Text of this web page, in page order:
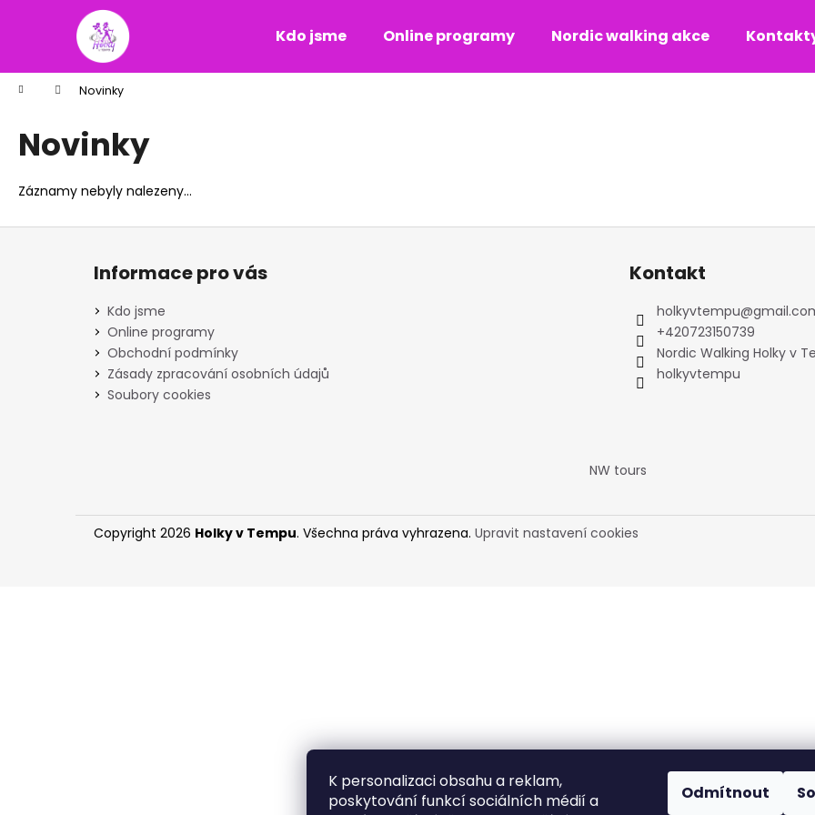
K personalizaci obsahu a reklam,
poskytování funkcí sociálních médií a
Odmítnout
Kdo jsme Online programy Nordic walking akce
Domů Novinky
Novinky
Záznamy nebyly nalezeny...
í
Zpět
do
obchodu
Zpět
do
obchodu
Z
Informace pro vás
Kdo jsme
Online programy
Obchodní podmínky
Zásady zpracování osobních údajů
Soubory cookies
Kontakt
holkyvtempu@
+420723150739
Nordic Walking Holky v
holkyvtempu
NW tours
Copyright 2026 Holky v Tempu. Všechna práva vyhrazena. Upravit nastavení cookies